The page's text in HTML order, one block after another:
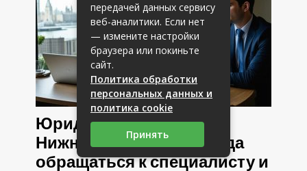
Юридические услуги в
Нижнем Новгороде: когда
обращаться к специалисту и
передачей данных сервису
веб-аналитики. Если нет
— измените настройки
браузера или покиньте
сайт.
Политика обработки
персональных данных и
политика cookie
Принять